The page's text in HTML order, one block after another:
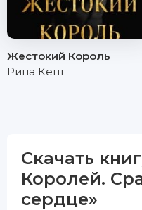
Жестокий Король
Рина Кент
Скачать
Королей.
сердце»